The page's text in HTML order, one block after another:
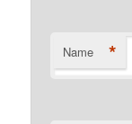
Name *